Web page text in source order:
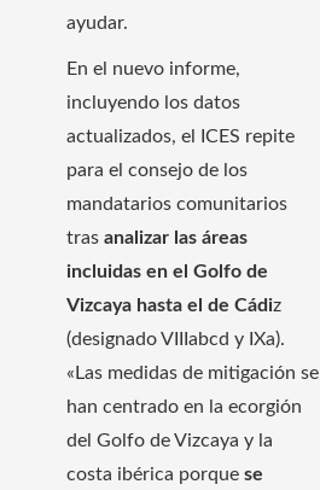
ayudar.
En el nuevo informe,
incluyendo los datos
actualizados, el ICES repite
para el consejo de los
mandatarios comunitarios
tras analizar las áreas
incluidas en el Golfo de
Vizcaya hasta el de Cádiz
(designado VIIIabcd y IXa).
«Las medidas de mitigación se
han centrado en la ecorgión
del Golfo de Vizcaya y la
costa ibérica porque se